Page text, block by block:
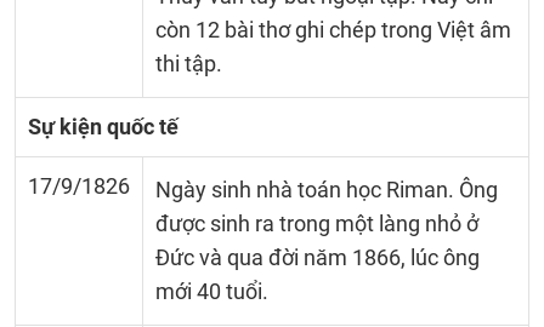
còn 12 bài thơ ghi chép trong Việt âm
thi tập.
Sự kiện quốc tế
17/9/1826
Ngày sinh nhà toán học Riman. Ông
được sinh ra trong một làng nhỏ ở
Đức và qua đời năm 1866, lúc ông
mới 40 tuổi.